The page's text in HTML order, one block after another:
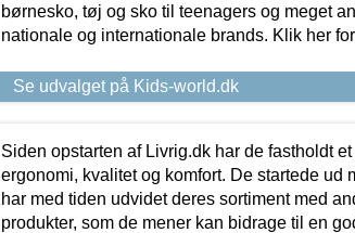
børnesko, tøj og sko til teenagers og meget
nationale og internationale brands. Klik her
Se udvalget på Kids-world.dk
Siden opstarten af Livrig.dk har de fastholdt
ergonomi, kvalitet og komfort. De startede ud
har med tiden udvidet deres sortiment med
produkter, som de mener kan bidrage til en